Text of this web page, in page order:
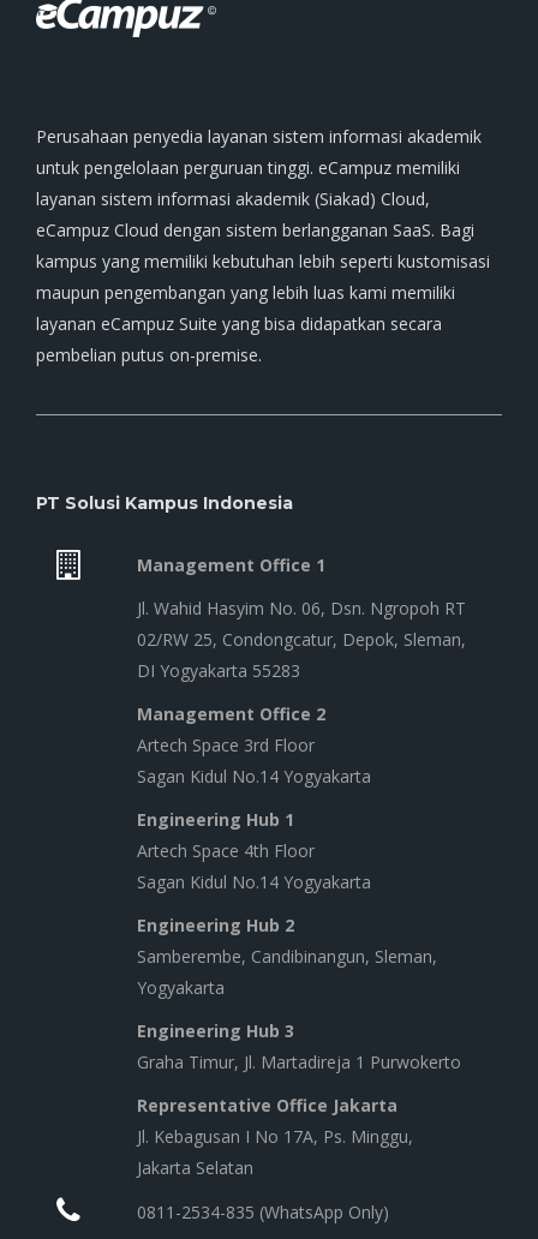
Perusahaan penyedia layanan sistem informasi akademik
untuk pengelolaan perguruan tinggi. eCampuz memiliki
layanan sistem informasi akademik (Siakad) Cloud,
eCampuz Cloud dengan sistem berlangganan SaaS. Bagi
kampus yang memiliki kebutuhan lebih seperti kustomisasi
maupun pengembangan yang lebih luas kami memiliki
layanan eCampuz Suite yang bisa didapatkan secara
pembelian putus on-premise.
PT Solusi Kampus Indonesia
Management Office 1
Jl. Wahid Hasyim No. 06, Dsn. Ngropoh RT
02/RW 25, Condongcatur, Depok, Sleman,
DI Yogyakarta 55283
Management Office 2
Artech Space 3rd Floor
Sagan Kidul No.14 Yogyakarta
Engineering Hub 1
Artech Space 4th Floor
Sagan Kidul No.14 Yogyakarta
Engineering Hub 2
Samberembe, Candibinangun, Sleman,
Yogyakarta
Engineering Hub 3
Graha Timur, Jl. Martadireja 1 Purwokerto
Representative Office Jakarta
Jl. Kebagusan I No 17A, Ps. Minggu,
Jakarta Selatan
0811-2534-835 (WhatsApp Only)